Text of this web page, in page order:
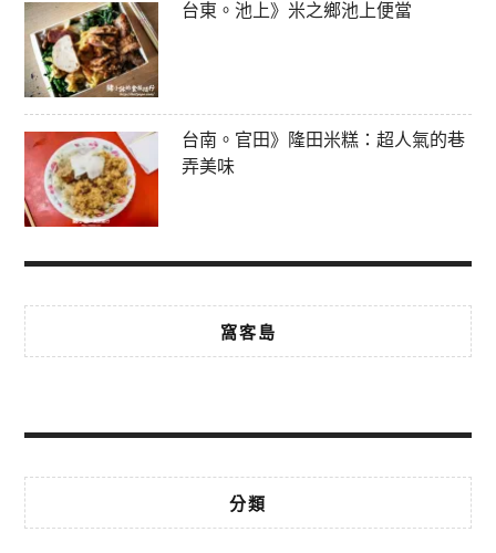
台東。池上》米之鄉池上便當
台南。官田》隆田米糕：超人氣的巷
弄美味
窩客島
分類